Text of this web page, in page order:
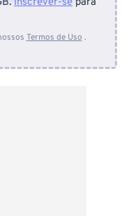
Termos de Uso .